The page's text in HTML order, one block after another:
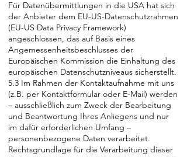
Für Datenübermittlungen in die USA hat sich
der Anbieter dem EU-US-Datenschutzrahmen
(EU-US Data Privacy Framework)
angeschlossen, das auf Basis eines
Angemessenheitsbeschlusses der
Europäischen Kommission die Einhaltung des
europäischen Datenschutzniveaus sicherstellt.
5.3 Im Rahmen der Kontaktaufnahme mit uns
(z.B. per Kontaktformular oder E-Mail) werden
– ausschließlich zum Zweck der Bearbeitung
und Beantwortung Ihres Anliegens und nur
im dafür erforderlichen Umfang –
personenbezogene Daten verarbeitet.
Rechtsgrundlage für die Verarbeitung dieser